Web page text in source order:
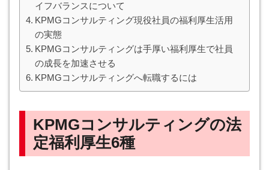
イフバランスについて
KPMGコンサルティング現役社員の福利厚生活用
の実態
KPMGコンサルティングは手厚い福利厚生で社員
の成長を加速させる
KPMGコンサルティングへ転職するには
KPMGコンサルティングの法
定福利厚生6種